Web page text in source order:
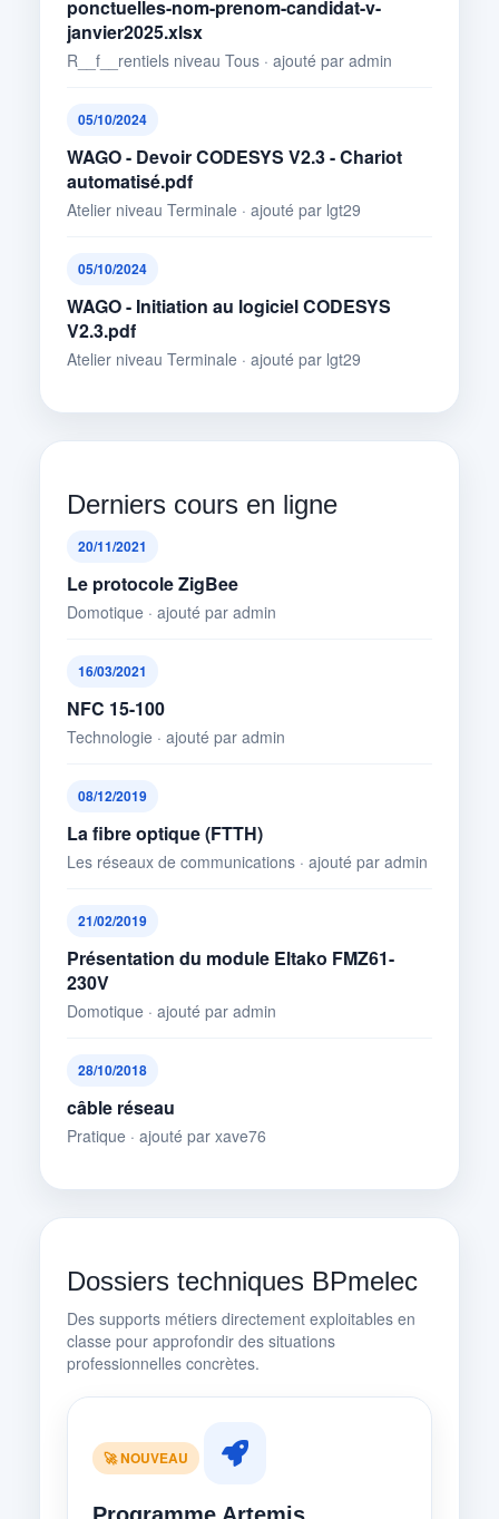
ponctuelles-nom-prenom-candidat-v-
janvier2025.xlsx
R__f__rentiels niveau Tous · ajouté par admin
05/10/2024
WAGO - Devoir CODESYS V2.3 - Chariot
automatisé.pdf
Atelier niveau Terminale · ajouté par lgt29
05/10/2024
WAGO - Initiation au logiciel CODESYS
V2.3.pdf
Atelier niveau Terminale · ajouté par lgt29
Derniers cours en ligne
20/11/2021
Le protocole ZigBee
Domotique · ajouté par admin
16/03/2021
NFC 15-100
Technologie · ajouté par admin
08/12/2019
La fibre optique (FTTH)
Les réseaux de communications · ajouté par admin
21/02/2019
Présentation du module Eltako FMZ61-
230V
Domotique · ajouté par admin
28/10/2018
câble réseau
Pratique · ajouté par xave76
Dossiers techniques BPmelec
Des supports métiers directement exploitables en
classe pour approfondir des situations
professionnelles concrètes.
🚀 NOUVEAU